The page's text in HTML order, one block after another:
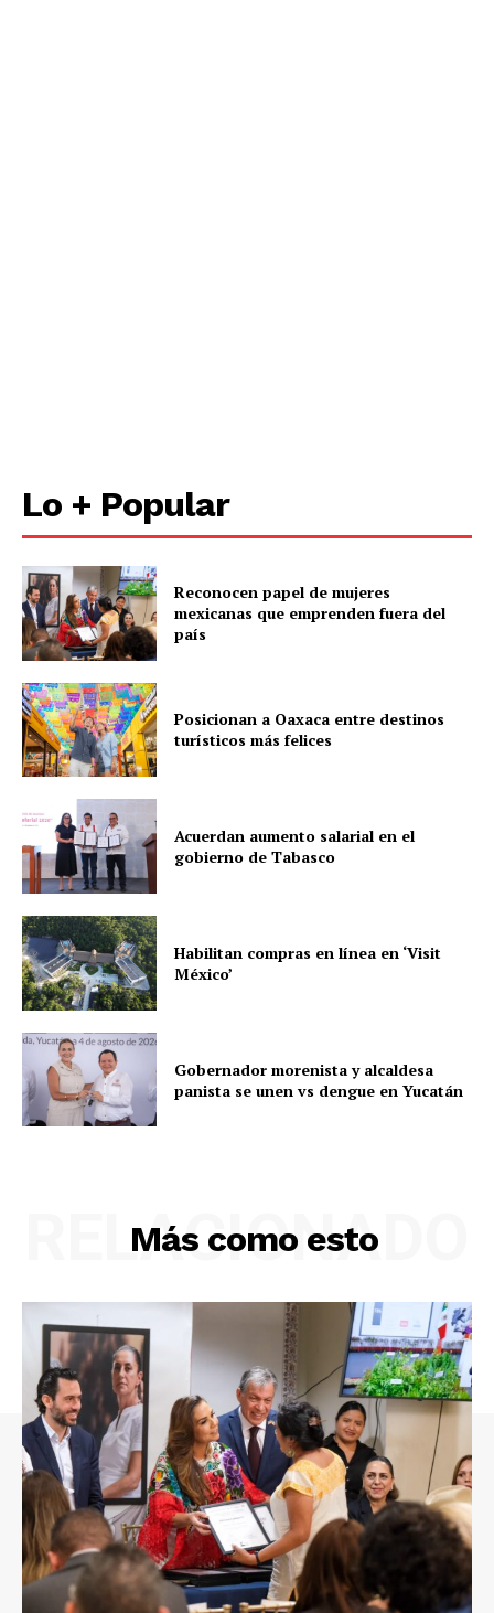
Lo + Popular
Reconocen papel de mujeres
mexicanas que emprenden fuera del
país
Posicionan a Oaxaca entre destinos
turísticos más felices
Acuerdan aumento salarial en el
gobierno de Tabasco
Habilitan compras en línea en ‘Visit
México’
Gobernador morenista y alcaldesa
panista se unen vs dengue en Yucatán
Más como esto
RELACIONADO